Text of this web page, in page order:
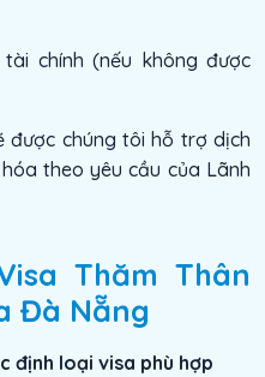
chính (nếu không được
được chúng tôi hỗ trợ dịch
theo yêu cầu của Lãnh
Thăm Thân
Đà Nẵng
định loại visa phù hợp